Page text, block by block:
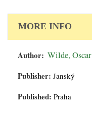
MORE INFO
Author: Wilde, Oscar
Publisher: Janský
Published: Praha